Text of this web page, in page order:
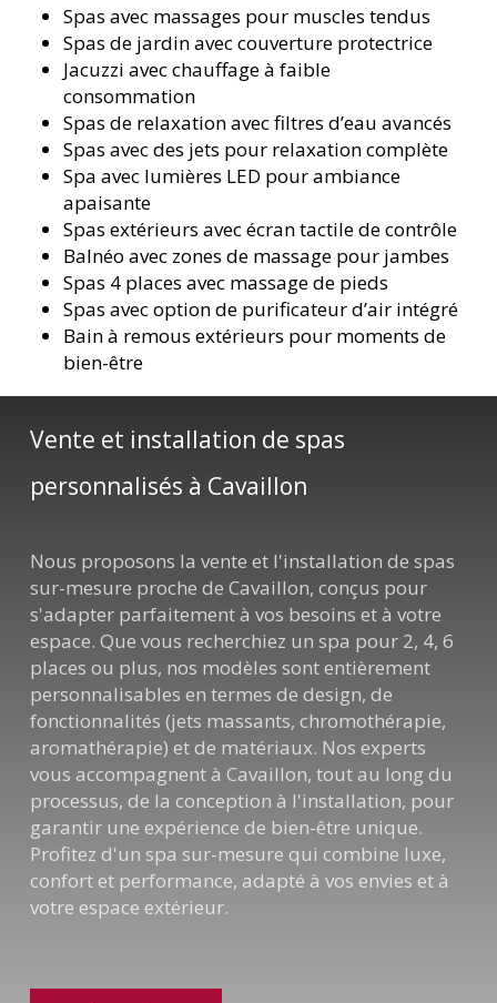
Spas avec massages pour muscles tendus
Spas de jardin avec couverture protectrice
Jacuzzi avec chauffage à faible
consommation
Spas de relaxation avec filtres d’eau avancés
Spas avec des jets pour relaxation complète
Spa avec lumières LED pour ambiance
apaisante
Spas extérieurs avec écran tactile de contrôle
Balnéo avec zones de massage pour jambes
Spas 4 places avec massage de pieds
Spas avec option de purificateur d’air intégré
Bain à remous extérieurs pour moments de
bien-être
Vente et installation de spas
personnalisés à Cavaillon
Nous proposons la vente et l'installation de spas
sur-mesure proche de Cavaillon, conçus pour
s'adapter parfaitement à vos besoins et à votre
espace. Que vous recherchiez un spa pour 2, 4, 6
places ou plus, nos modèles sont entièrement
personnalisables en termes de design, de
fonctionnalités (jets massants, chromothérapie,
aromathérapie) et de matériaux. Nos experts
vous accompagnent à Cavaillon, tout au long du
processus, de la conception à l'installation, pour
garantir une expérience de bien-être unique.
Profitez d'un spa sur-mesure qui combine luxe,
confort et performance, adapté à vos envies et à
votre espace extérieur.